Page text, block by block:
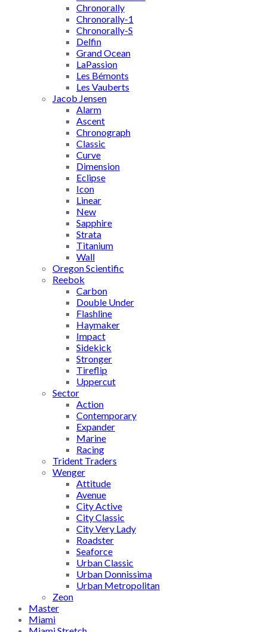
Chronorally
Chronorally-1
Chronorally-S
Delfin
Grand Ocean
LaPassion
Les Bémonts
Les Vauberts
Jacob Jensen
Alarm
Ascent
Chronograph
Classic
Curve
Dimension
Eclipse
Icon
Linear
New
Sapphire
Strata
Titanium
Wall
Oregon Scientific
Reebok
Carbon
Double Under
Flashline
Haymaker
Impact
Sidekick
Stronger
Tireflip
Uppercut
Sector
Action
Contemporary
Expander
Marine
Racing
Trident Traders
Wenger
Attitude
Avenue
City Active
City Classic
City Very Lady
Roadster
Seaforce
Urban Classic
Urban Donnissima
Urban Metropolitan
Zeon
Master
Miami